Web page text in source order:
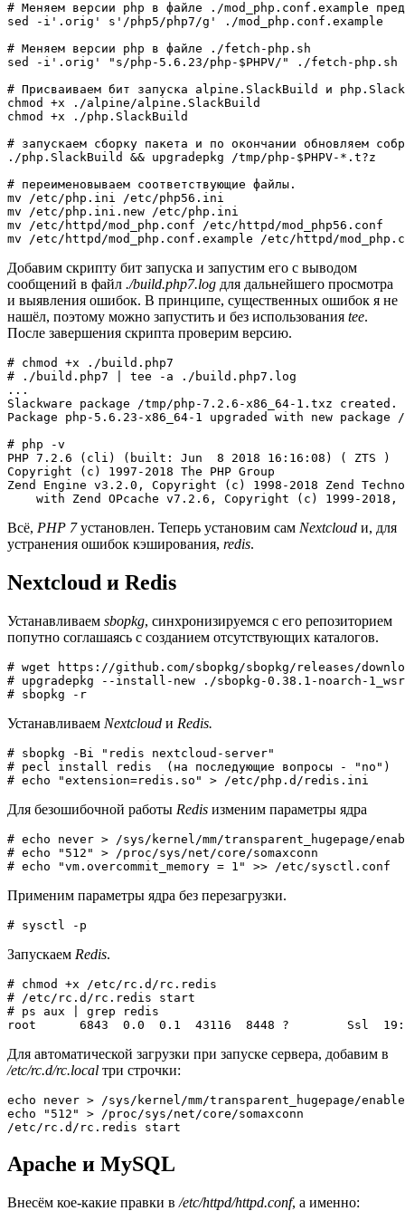
# Меняем версии php в файле ./mod_php.conf.example
sed
-i '.orig' s '/php5/php7/g' . /mod_php.conf.example
# Меняем версии php в файле ./fetch-php.sh
sed
-i '.orig' "s/php-5.6.23/php- $PHPV/" . /fetch-php.sh
# Присваиваем бит запуска alpine.SlackBuild и
chmod
+x . /alpine/
chmod
+x . /php.SlackBuild
# запускаем сборку пакета и по окончании обновляем
. /php.SlackBuild && upgradepkg /tmp/php- $PHPV- * .t?z
# переименовываем соответствующие файлы.
mv
/etc/php.ini /etc/
mv
/etc/php.ini.new /etc/
mv
/etc/ httpd /mod_php.conf /etc/ httpd /
mv
/etc/ httpd /mod_php.conf.example /etc/ httpd /
Добавим скрипту бит запуска и запустим его с выводом
сообщений в файл ./build.php7.log для дальнейшего просмотра
и выявления ошибок. В принципе, существенных ошибок я не
нашёл, поэтому можно запустить и без использования tee.
После завершения скрипта проверим версию.
# chmod +x ./build.php7
# ./build.php7 | tee -a ./build.php7.log
...
Slackware package /tmp/php-7.2.6-x86_64-1.txz created.
Package php-5.6.23-x86_64-1 upgraded with new
# php -v
PHP 7.2.6 (cli) (built: Jun  8 2018 16:16:08) ( ZTS )
Copyright (c) 1997-2018 The PHP Group
Zend Engine v3.2.0, Copyright (c) 1998-2018 Zend
Всё, PHP 7установлен. Теперь установим сам Nextcloud и, для
устранения ошибок кэширования, redis.
Nextcloud и Redis
Устанавливаем sbopkg, синхронизируемся с его репозиторием
попутно соглашаясь с созданием отсутствующих каталогов.
# wget https://github.com/sbopkg/sbopkg/releases/
# upgradepkg --install-new ./sbopkg-0.38.1-noarch-
# sbopkg -r
Устанавливаем Nextcloud и Redis.
# sbopkg -Bi "redis nextcloud-server"
# pecl install redis  (на последующие вопросы - "no")
# echo "extension=redis.so" > /etc/php.d/redis.ini
Для безошибочной работы Redis изменим параметры ядра
# echo never > /sys/kernel/mm/transparent_hugepage/
# echo "512" > /proc/sys/net/core/somaxconn
# echo "vm.overcommit_memory = 1" >> /etc/sysctl.conf
Применим параметры ядра без перезагрузки.
# sysctl -p
Запускаем Redis.
# chmod +x /etc/rc.d/rc.redis
# /etc/rc.d/rc.redis start
# ps aux | grep redis
root      6843  0.0  0.1  43116  8448 ?        Ssl
Для автоматической загрузки при запуске сервера, добавим в
/etc/rc.d/rc.local три строчки:
echo never > /sys/kernel/mm/transparent_hugepage/
echo "512" > /proc/sys/net/core/somaxconn
/etc/rc.d/rc.redis start
Apache и MySQL
Внесём кое-какие правки в /etc/httpd/httpd.conf, а именно: